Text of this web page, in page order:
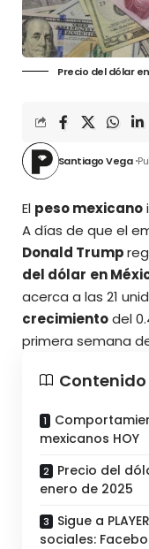
Precio del dólar
Santiago Vega
El peso mexicano
A días de que el
Donald Trump
del dólar en
acerca a las 21
crecimientodel
primera semana
Contenido
mexicanos HOY
Precio del
enero de 2025
Sigue a
sociales: